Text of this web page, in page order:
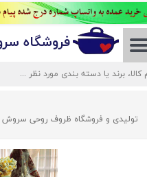
حساب کاربری من
تغییر گذر واژه
خروج از حساب کاربری
​​​​​​​​فروشگاه
تولیدی و فروشگاه ظروف روحی سروش